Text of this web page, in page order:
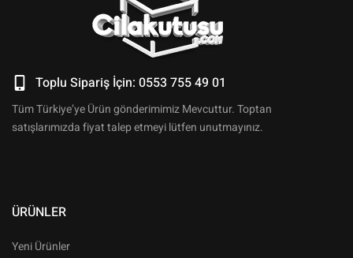
Toplu Sipariş İçin: 0553 755 49 01
Tüm Türkiye’ye Ürün gönderimimiz Mevcuttur. Toptan
satışlarımızda fiyat talep etmeyi lütfen unutmayınız.
ÜRÜNLER
Yeni Ürünler